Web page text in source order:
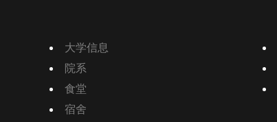
大学信息
院系
食堂
宿舍